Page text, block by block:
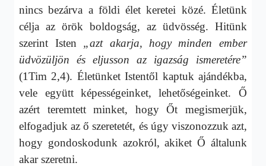
nincs bezárva a földi élet keretei közé. Életünk
célja az örök boldogság, az üdvösség. Hitünk
szerint Isten „azt akarja, hogy minden ember
üdvözüljön és eljusson az igazság ismeretére”
(1Tim 2,4). Életünket Istentől kaptuk ajándékba,
vele együtt képességeinket, lehetőségeinket. Ő
azért teremtett minket, hogy Őt megismerjük,
elfogadjuk az ő szeretetét, és úgy viszonozzuk azt,
hogy gondoskodunk azokról, akiket Ő általunk
akar szeretni.